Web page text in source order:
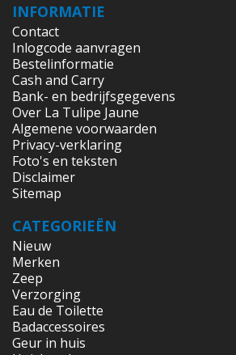
INFORMATIE
Contact
Inlogcode aanvragen
Bestelinformatie
Cash and Carry
Bank- en bedrijfsgegevens
Over La Tulipe Jaune
Algemene voorwaarden
Privacy-verklaring
Foto's en teksten
Disclaimer
Sitemap
CATEGORIEËN
Nieuw
Merken
Zeep
Verzorging
Eau de Toilette
Badaccessoires
Geur in huis